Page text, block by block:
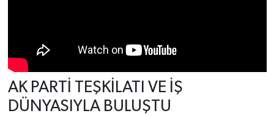
AK PARTİ TEŞKİLATI VE İŞ
DÜNYASIYLA BULUŞTU
Video Galeri
Yaşam
Yemek Tarifleri